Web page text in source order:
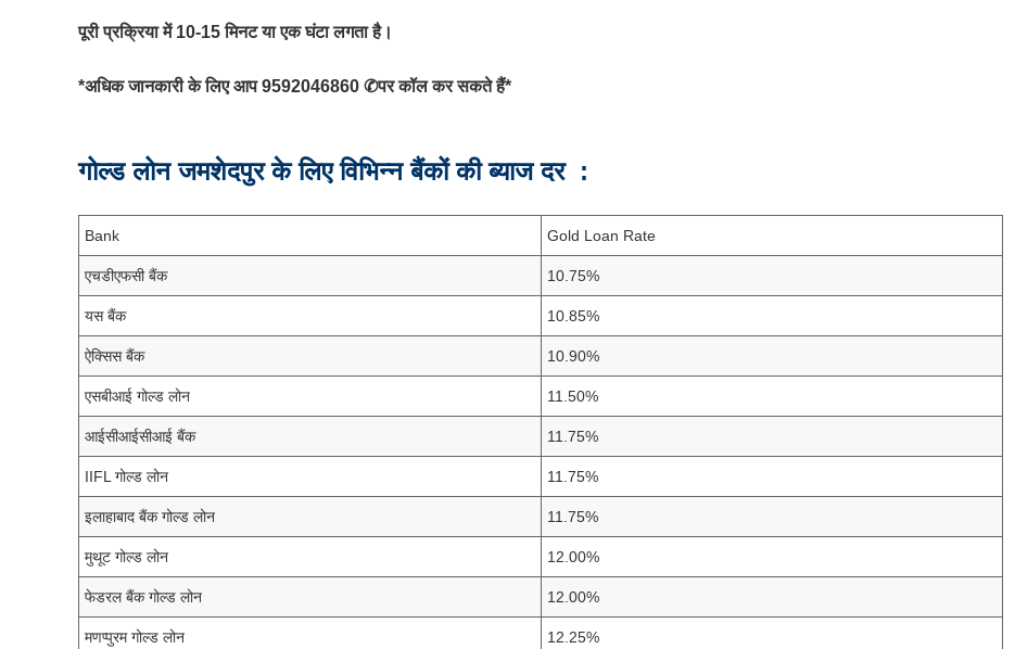
पूरी प्रक्रिया में 10-15 मिनट या एक घंटा लगता है।
*अधिकजानकारीकेलिए आप 9592046860 ✆परकॉलकरसकतेहैं*
गोल्ड लोन जमशेदपुरकेलिएविभिन्नबैंकोंकीब्याजदर :
Bank Gold Loan Rate
एचडीएफसी बैंक 10.75%
यस बैंक 10.85%
ऐक्सिस बैंक 10.90%
एसबीआई गोल्ड लोन 11.50%
आईसीआईसीआई बैंक 11.75%
IIFL गोल्ड लोन 11.75%
इलाहाबाद बैंक गोल्ड लोन 11.75%
मुथूट गोल्ड लोन 12.00%
फेडरल बैंक गोल्ड लोन 12.00%
मणप्पुरम गोल्ड लोन 12.25%